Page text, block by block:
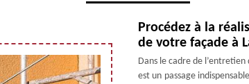
Procédez à la
de votre façade à
Dans le cadre de
est un passage